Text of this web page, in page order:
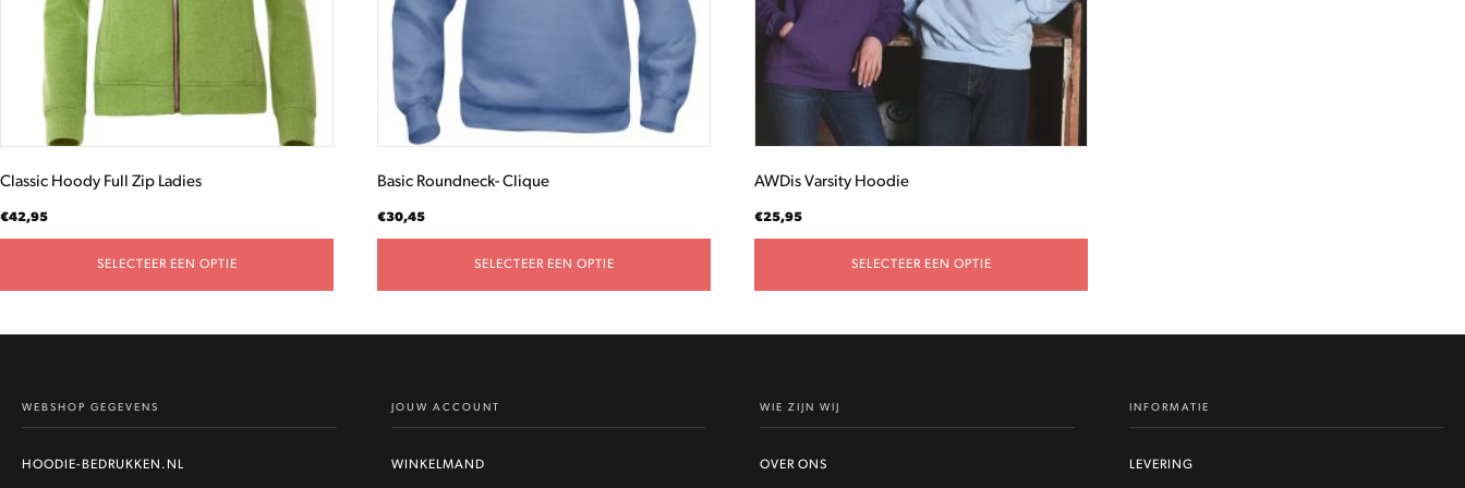
Classic Hoody Full Zip Ladies
€42,95
SELECTEER EEN OPTIE
gekozen
productpagina
Basic Roundneck- Clique
€30,45
SELECTEER EEN OPTIE
gekozen
worden
op
de
productpagina
AWDis Varsity Hoodie
€25,95
SELECTEER EEN OPTIE
gekozen
worden
de
WEBSHOP GEGEVENS
HOODIE-BEDRUKKEN.NL
JOUW ACCOUNT
WINKELMAND
WIE ZIJN WIJ
OVER ONS
INFORMATIE
LEVERING